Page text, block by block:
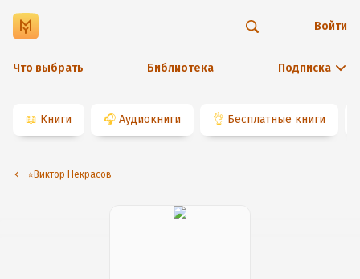
Что выбрать Библиотека Подписка
Войти
📖 Книги 🎧 Аудиокниги 👌 Бесплатные книги
⭐️Виктор Некрасов